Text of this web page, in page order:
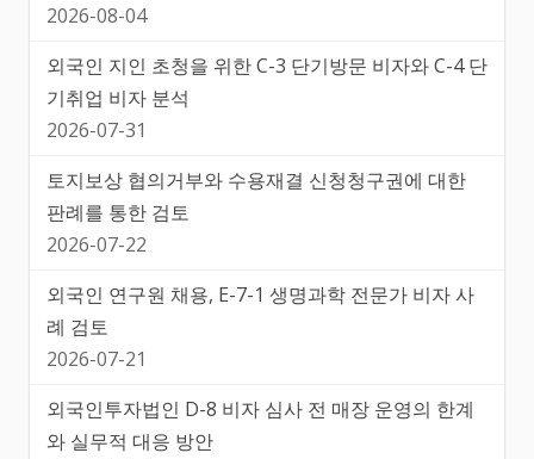
2026-08-04
외국인 지인 초청을 위한 C-3 단기방문 비자와 C-4 단
기취업 비자 분석
2026-07-31
토지보상 협의거부와 수용재결 신청청구권에 대한
판례를 통한 검토
2026-07-22
외국인 연구원 채용, E-7-1 생명과학 전문가 비자 사
례 검토
2026-07-21
외국인투자법인 D-8 비자 심사 전 매장 운영의 한계
와 실무적 대응 방안